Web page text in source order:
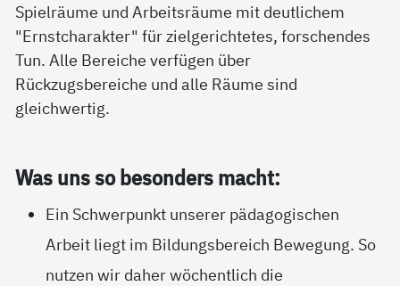
Spielräume und Arbeitsräume mit deutlichem
"Ernstcharakter" für zielgerichtetes, forschendes
Tun. Alle Bereiche verfügen über
Rückzugsbereiche und alle Räume sind
gleichwertig.
Was uns so be­son­ders macht:
Ein Schwerpunkt unserer pädagogischen
Arbeit liegt im Bildungsbereich Bewegung. So
nutzen wir daher wöchentlich die